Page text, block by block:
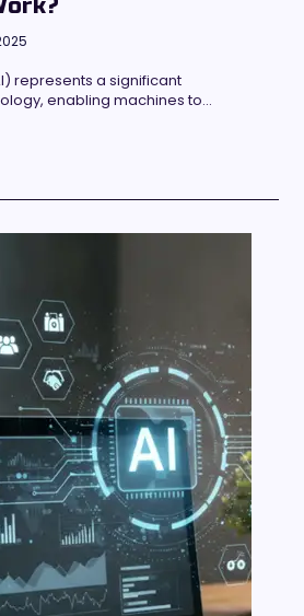
represents a significant
enabling machines to…